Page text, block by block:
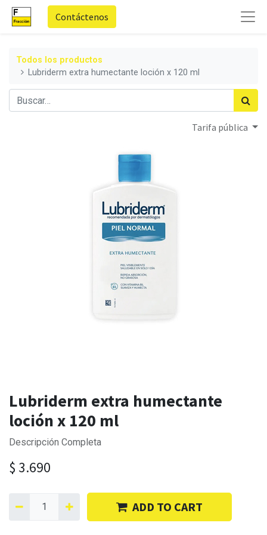
Contáctenos
Todos los productos
Lubriderm extra humectante loción x 120 ml
Tarifa pública
Lubriderm extra humectante
loción x 120 ml
Descripción Completa
$ 3.690
ADD TO CART